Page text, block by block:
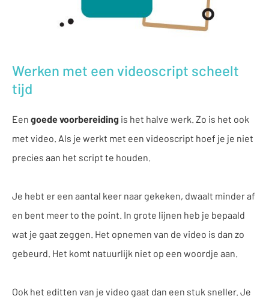
Werken met een videoscript scheelt
tijd
Een goede voorbereiding is het halve werk. Zo is het ook
met video. Als je werkt met een videoscript hoef je je niet
precies aan het script te houden.
Je hebt er een aantal keer naar gekeken, dwaalt minder af
en bent meer to the point. In grote lijnen heb je bepaald
wat je gaat zeggen. Het opnemen van de video is dan zo
gebeurd. Het komt natuurlijk niet op een woordje aan.
Ook het editten van je video gaat dan een stuk sneller. Je